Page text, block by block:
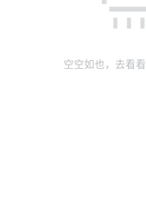
空空如也，去看看